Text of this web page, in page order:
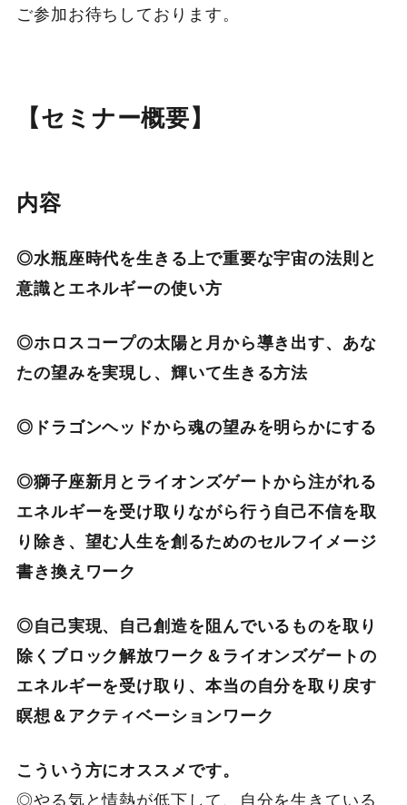
ご参加お待ちしております。
【セミナー概要】
内容
◎水瓶座時代を生きる上で重要な宇宙の法則と
意識とエネルギーの使い方
◎ホロスコープの太陽と月から導き出す、あな
たの望みを実現し、輝いて生きる方法
◎ドラゴンヘッドから魂の望みを明らかにする
◎獅子座新月とライオンズゲートから注がれる
エネルギーを受け取りながら行う自己不信を取
り除き、望む人生を創るためのセルフイメージ
書き換えワーク
◎自己実現、自己創造を阻んでいるものを取り
除くブロック解放ワーク＆ライオンズゲートの
エネルギーを受け取り、本当の自分を取り戻す
瞑想＆アクティベーションワーク
こういう方にオススメです。
◎やる気と情熱が低下して、自分を生きている